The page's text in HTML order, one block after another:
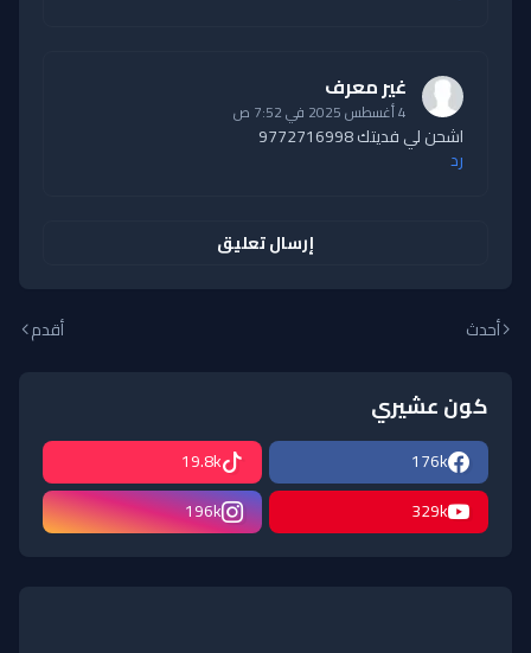
غير معرف
4 أغسطس 2025 في 7:52 ص
اشحن لي فديتك 9772716998
رد
إرسال تعليق
أحدث أقدم
كون عشيري
176k
19.8k
329k
196k